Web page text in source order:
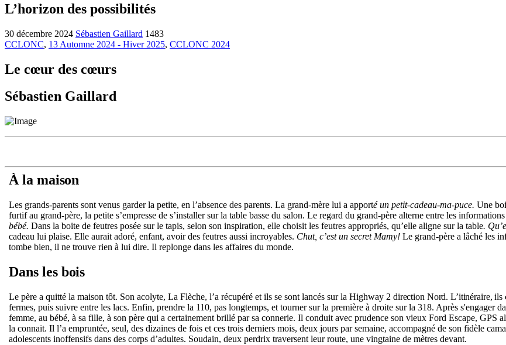
L’horizon des possibilités
30 décembre 2024 Sébastien Gaillard 1483
CCLONC, 13 Automne 2024 - Hiver 2025, CCLONC 2024
Le cœur des cœurs
Sébastien Gaillard
À la maison
Les grands-parents sont venus garder la petite, en l’absence des parents. La grand-mère lui a apporté un petit-cadeau-ma-puce. Une
furtif au grand-père, la petite s’empresse de s’installer sur la table basse du salon. Le regard du grand-père alterne entre les
bébé. Dans la boite de feutres posée sur le tapis, selon son inspiration, elle choisit les feutres appropriés, qu’elle aligne sur la table.
cadeau lui plaise. Elle aurait adoré, enfant, avoir des feutres aussi incroyables. Chut, c’est un secret Mamy! Le grand-père a lâché les
tombe bien, il ne trouve rien à lui dire. Il replonge dans les affaires du monde.
Dans les bois
Le père a quitté la maison tôt. Son acolyte, La Flèche, l’a récupéré et ils se sont lancés sur la Highway 2 direction Nord. L’itinéraire, ils
fermes, puis suivre entre les lacs. Enfin, prendre la 110, pas longtemps, et tourner sur la première à droite sur la 318. Après s'engager
femme, au bébé, à sa fille, à son père qui a certainement brillé par sa connerie. Il conduit avec prudence son vieux Ford Escape,
la connait. Il l’a empruntée, seul, des dizaines de fois et ces trois derniers mois, deux jours par semaine, accompagné de son fidèle
adolescents inoffensifs dans des corps d’adultes. Soudain, deux perdrix traversent leur route, une vingtaine de mètres devant.